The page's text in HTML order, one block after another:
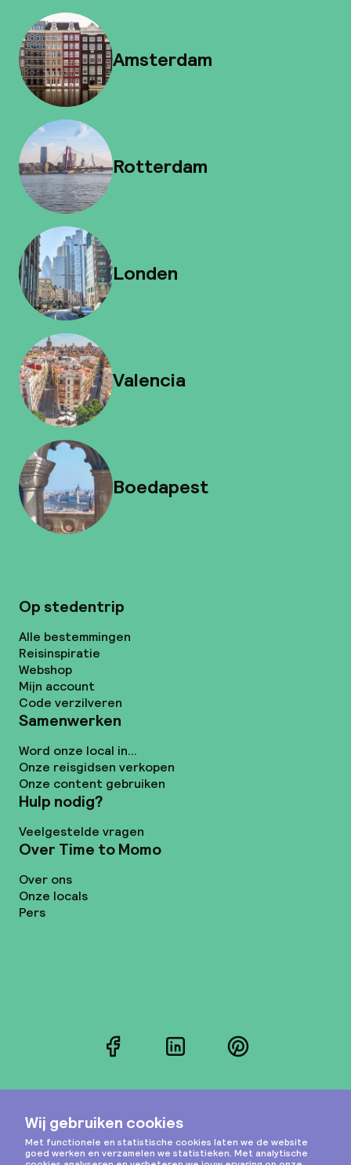
Amsterdam
Rotterdam
Londen
Valencia
Boedapest
Op stedentrip
Alle bestemmingen
Reisinspiratie
Webshop
Mijn account
Code verzilveren
Samenwerken
Word onze local in...
Onze reisgidsen verkopen
Onze content gebruiken
Hulp nodig?
Veelgestelde vragen
Over Time to Momo
Over ons
Onze locals
Pers
FacebookLinkedInPinterest
Instagram